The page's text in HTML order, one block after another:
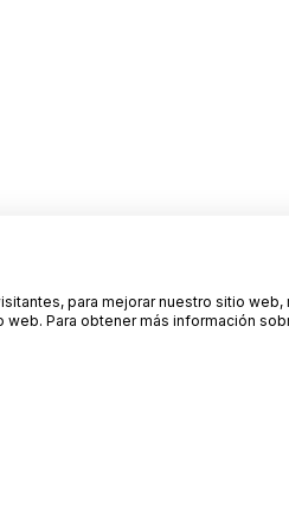
para mejorar nuestro sitio web,
Para obtener más información